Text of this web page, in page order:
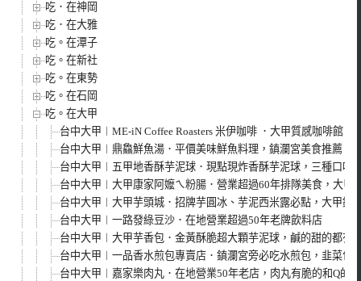
吃．在神岡
吃．在大雅
吃。在潭子
吃。在新社
吃。在東勢
吃。在石岡
吃。在大甲
台中大甲︱ME-iN Coffee Roasters 米伊咖啡 ．大甲質感咖啡館，
台中大甲︱鼎鱻鮮魚湯．平價美味鮮魚料理，鎮瀾宮美食推薦
台中大甲︱五甲地香酥芋泥球．現點現炸香酥芋泥球，三種口味
台中大甲︱大甲康家阿嬤ㄟ粉腸．營業超過60年排隊美食，大甲
台中大甲︱大甲芋頭城．招牌芋圓冰、芋泥西米露必點，大甲鎮
台中大甲︱一路發綠豆沙．在地營業超過50年老牌飲料店
台中大甲︱大甲芋香包．金黃酥脆超大顆芋泥球，鹹的甜的都有
台中大甲︱一品香水煎包專賣店．鎮瀾宮旁必吃水煎包，韭菜包
台中大甲︱嘉家樂肉丸．在地營業50年老店，肉丸有脆的和Q的